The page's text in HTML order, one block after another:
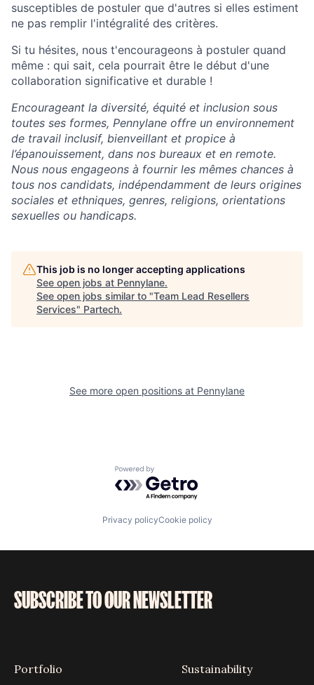
susceptibles de postuler que d'autres si elles estiment
ne pas remplir l'intégralité des critères.
Si tu hésites, nous t'encourageons à postuler quand
même : qui sait, cela pourrait être le début d'une
collaboration significative et durable !
Encourageant la diversité, équité et inclusion sous
toutes ses formes, Pennylane offre un environnement
de travail inclusif, bienveillant et propice à
l’épanouissement, dans nos bureaux et en remote.
Nous nous engageons à fournir les mêmes chances à
tous nos candidats, indépendamment de leurs origines
sociales et ethniques, genres, religions, orientations
sexuelles ou handicaps.
This job is no longer accepting applications
See open jobs at Pennylane.
See open jobs similar to "Team Lead Resellers
Services" Partech.
See more open positions at Pennylane
Powered by Getro.com
Privacy policyCookie policy
SUBSCRIBE TO OUR NEWSLETTER
Portfolio
Sustainability